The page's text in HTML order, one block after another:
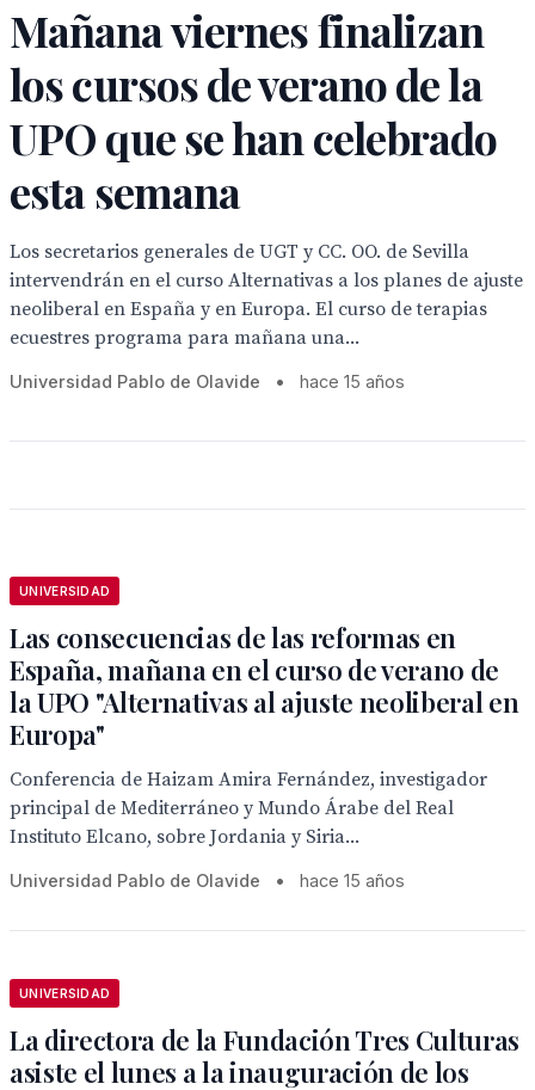
Mañana viernes finalizan
los cursos de verano de la
UPO que se han celebrado
esta semana
Los secretarios generales de UGT y CC. OO. de Sevilla
intervendrán en el curso Alternativas a los planes de ajuste
neoliberal en España y en Europa. El curso de terapias
ecuestres programa para mañana una...
Universidad Pablo de Olavide • hace 15 años
UNIVERSIDAD
Las consecuencias de las reformas en
España, mañana en el curso de verano de
la UPO "Alternativas al ajuste neoliberal en
Europa"
Conferencia de Haizam Amira Fernández, investigador
principal de Mediterráneo y Mundo Árabe del Real
Instituto Elcano, sobre Jordania y Siria...
Universidad Pablo de Olavide • hace 15 años
UNIVERSIDAD
La directora de la Fundación Tres Culturas
asiste el lunes a la inauguración de los